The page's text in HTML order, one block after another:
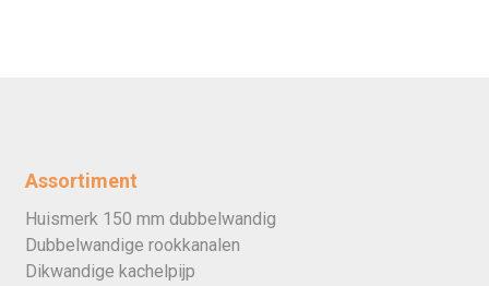
Assortiment
Huismerk 150 mm dubbelwandig
Dubbelwandige rookkanalen
Dikwandige kachelpijp